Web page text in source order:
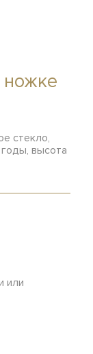
ножке
стекло,
высота
или